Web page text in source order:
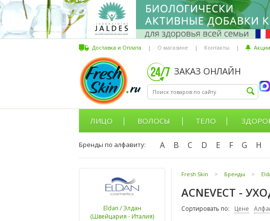
Доставка и Оплата | О магазине | Контакты | Акции
ЗАКАЗ ОНЛАЙН
ЛИЦО ВОЛОСЫ ТЕЛО
Бренды по алфавиту: A B C D E F G H
Eldan / Элдан
(Швейцария - Италия)
Fresh Skin > Бренды >
ACNEVECT -
Сортировать по: Цене